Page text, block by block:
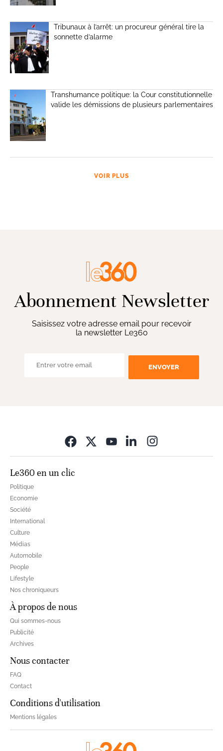
Tribunaux à l’arrêt: un procureur général tire la
sonnette d’alarme
Transhumance politique: la Cour constitutionnelle
valide les démissions de plusieurs parlementaires
VOIR PLUS
Abonnement Newsletter
Saisissez votre adresse email pour recevoir
la newsletter Le360
ENVOYER
Le360 en un clic
Politique
Economie
Société
International
Culture
Médias
Automobile
People
Lifestyle
Nos chroniqueurs
À propos de nous
Qui sommes-nous
Publicité
Archives
Nous contacter
FAQ
Contact
Conditions d'utilisation
Mentions légales